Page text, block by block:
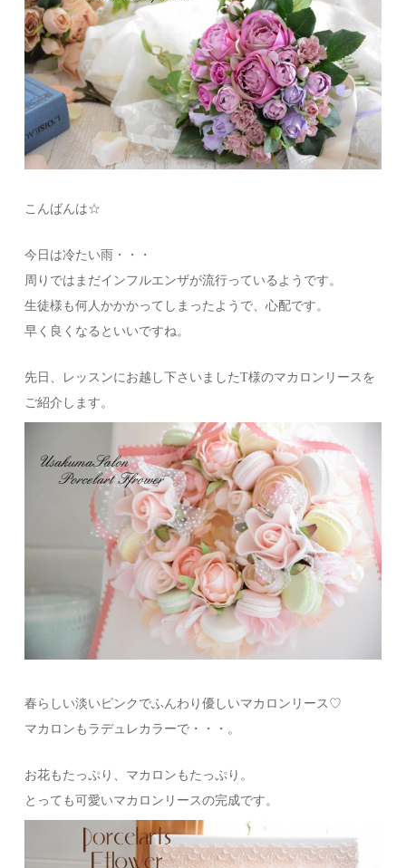
こんばんは☆
今日は冷たい雨・・・
周りではまだインフルエンザが流行っているようです。
生徒様も何人かかかってしまったようで、心配です。
早く良くなるといいですね。
先日、レッスンにお越し下さいましたT様のマカロンリースを
ご紹介します。
春らしい淡いピンクでふんわり優しいマカロンリース♡
マカロンもラデュレカラーで・・・。
お花もたっぷり、マカロンもたっぷり。
とっても可愛いマカロンリースの完成です。